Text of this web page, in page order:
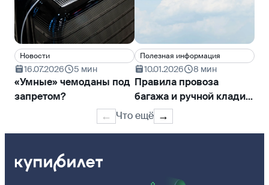
Новости
16.07.2026 5 мин
«Умные» чемоданы под
запретом?
Полезная информация
10.01.2026 8 мин
Правила провоза
багажа и ручной клади
Smartavia
← Что ещё →